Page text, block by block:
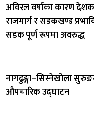
अविरल वर्षाका कारण
राजमार्ग र सडकखण्ड
सडक पूर्ण रूपमा अवरुद्ध
नागढुङ्गा–सिस्नेखोला
औपचारिक उद्घाटन